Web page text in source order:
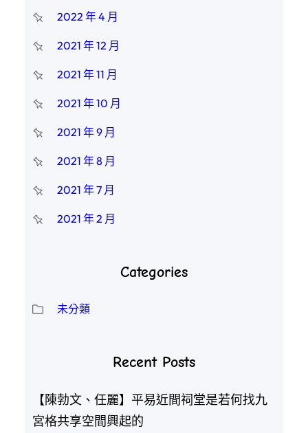
2022 年 4 月
2021 年 12 月
2021 年 11 月
2021 年 10 月
2021 年 9 月
2021 年 8 月
2021 年 7 月
2021 年 2 月
Categories
未分類
Recent Posts
【陳勃文、任麗】平易近間祠堂是若何找九
宮格共享空間興起的